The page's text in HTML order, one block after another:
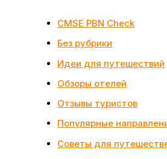
CMSE PBN Check
Без рубрики
Идеи для путешествий
Обзоры отелей
Отзывы туристов
Популярные
Советы для